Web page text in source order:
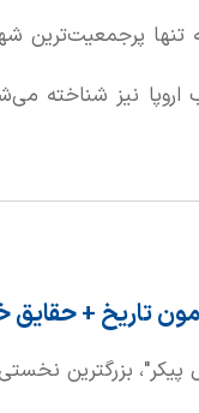
تنها
نیز شناخته
شناخته می‌شد.
تاریخ + حقایق
بزرگترین